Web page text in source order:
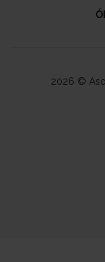
2026 ©